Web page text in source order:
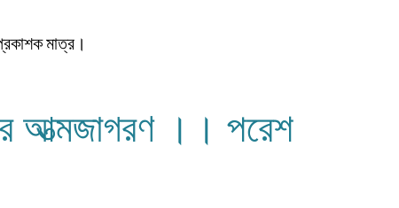
মাত্র।
আত্মজাগরণ ।। পরেশ